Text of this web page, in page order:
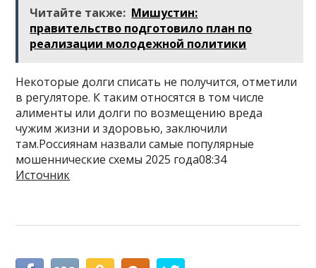
Читайте также: Мишустин:
правительство подготовило план по
реализации молодежной политики
Некоторые долги списать не получится, отметили
в регуляторе. К таким относятся в том числе
алименты или долги по возмещению вреда
чужим жизни и здоровью, заключили
там.Россиянам назвали самые популярные
мошеннические схемы 2025 года08:34
Источник